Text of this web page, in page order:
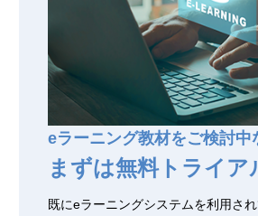
eラーニング教材をご検討中
まずは無料トライア
既にeラーニングシステムを利用さ